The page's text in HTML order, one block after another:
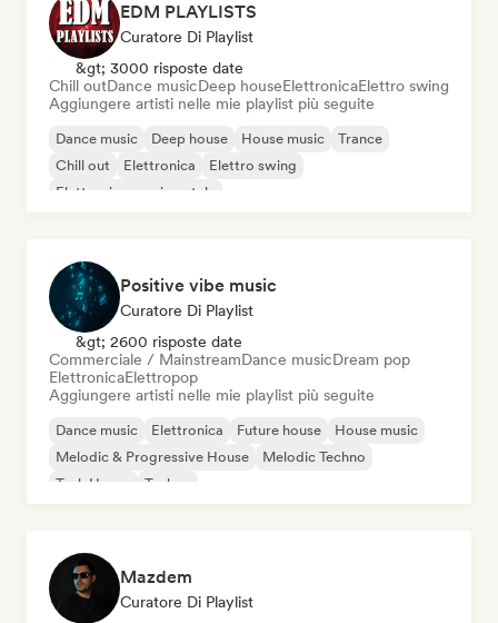
EDM PLAYLISTS
Curatore Di Playlist
&gt; 3000 risposte date
Chill outDance musicDeep houseElettronicaElettro swing
Aggiungere artisti nelle mie playlist più seguite
Dance music Deep house House music
Trance
Chill out
Elettronica
Elettro swing
Elettronica sperimentale
Positive vibe music
Curatore Di Playlist
&gt; 2600 risposte date
Commerciale / MainstreamDance musicDream pop
ElettronicaElettropop
Aggiungere artisti nelle mie playlist più seguite
Dance music Elettronica Future house
House music
Melodic & Progressive House
Melodic Techno
Tech House
Techno
Mazdem
Curatore Di Playlist